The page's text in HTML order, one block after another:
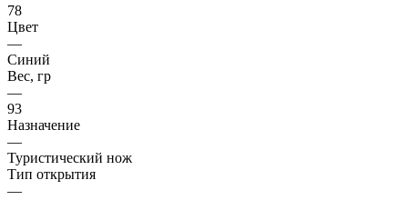
78
Цвет
—
Синий
Вес, гр
—
93
Назначение
—
Туристический нож
Тип открытия
—